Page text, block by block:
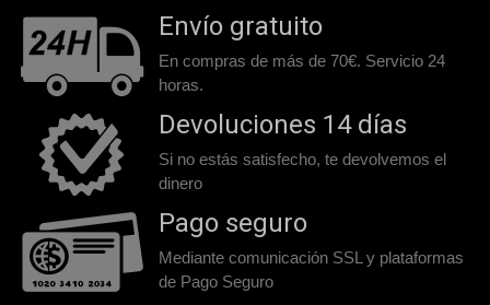
Envío gratuito
En compras de más de 70€. Servicio 24
horas.
Devoluciones 14 días
Si no estás satisfecho, te devolvemos el
dinero
Pago seguro
Mediante comunicación SSL y plataformas
de Pago Seguro